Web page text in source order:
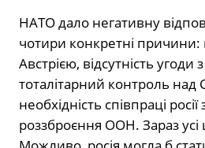
НАТО дало негативну
чотири конкретні причини:
Австрією, відсутність
тоталітарний контроль
необхідність співпраці
роззброєння ООН. Зараз усі